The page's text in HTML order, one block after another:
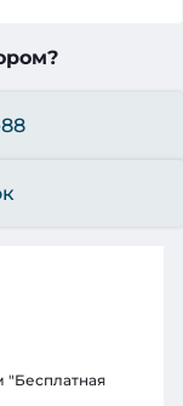
"Бесплатная